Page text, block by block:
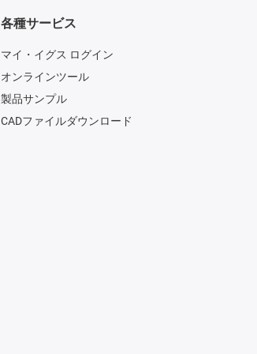
各種サービス
マイ・イグス ログイン
オンラインツール
製品サンプル
CADファイルダウンロード